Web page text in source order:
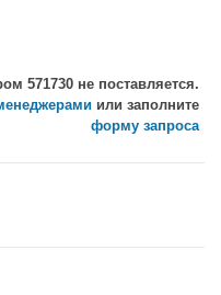
571730 не поставляется.
или заполните
форму запроса